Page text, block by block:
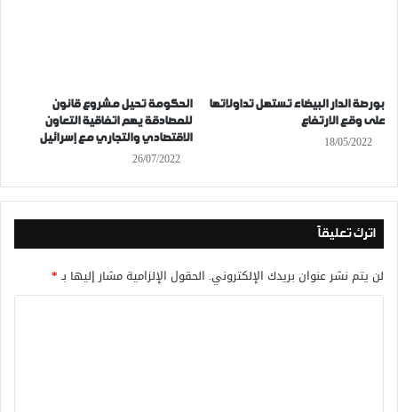
بورصة الدار البيضاء تستهل تداولاتها
على وقع الارتفاع
18/05/2022
الحكومة تحيل مشروع قانون
للمصادقة يهم اتفاقية التعاون
الاقتصادي والتجاري مع إسرائيل
26/07/2022
اترك تعليقاً
لن يتم نشر عنوان بريدك الإلكتروني. الحقول الإلزامية مشار إليها بـ*